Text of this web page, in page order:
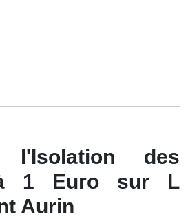
des
1 Euro sur L
Aurin